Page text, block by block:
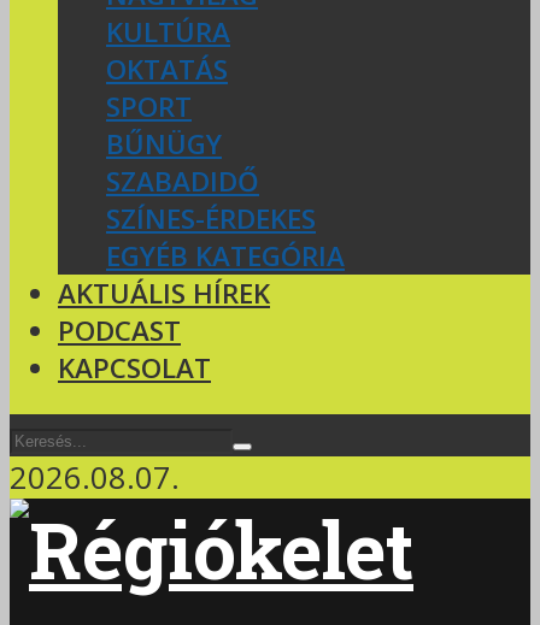
KULTÚRA
OKTATÁS
SPORT
BŰNÜGY
SZABADIDŐ
SZÍNES-ÉRDEKES
EGYÉB KATEGÓRIA
AKTUÁLIS HÍREK
PODCAST
KAPCSOLAT
2026.08.07.